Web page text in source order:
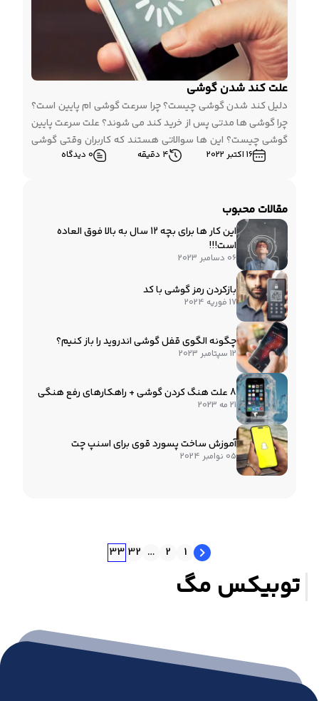
علت کند شدن گوشی
دلیل کند شدن گوشی چیست؟ چرا سرعت گوشی ام پایین است؟
چرا گوشی ها مدتی پس از خرید کند می شوند؟ علت سرعت پایین
گوشی چیست؟ این ها سوالاتی هستند که کاربران وقتی گوشی
آن ها کند می شود می پرسند. کند شدن گوشی علت های
16 اکتبر 2022 4 دقیقه 0 دیدگاه
مقالات محبوب
این کار ها برای بچه 12 سال به بالا فوق العاده
است!!!
06 دسامبر 2023
بازکردن رمز گوشی با کد
17 فوریه 2024
چگونه الگوی قفل گوشی اندروید را باز کنیم؟
12 سپتامبر 2023
8 علت هنگ کردن گوشی + راهکارهای رفع هنگی
21 مه 2023
آموزش ساخت پسورد قوی برای اسنپ چت
05 نوامبر 2024
1
2
…
32
33
توبیکس مگ